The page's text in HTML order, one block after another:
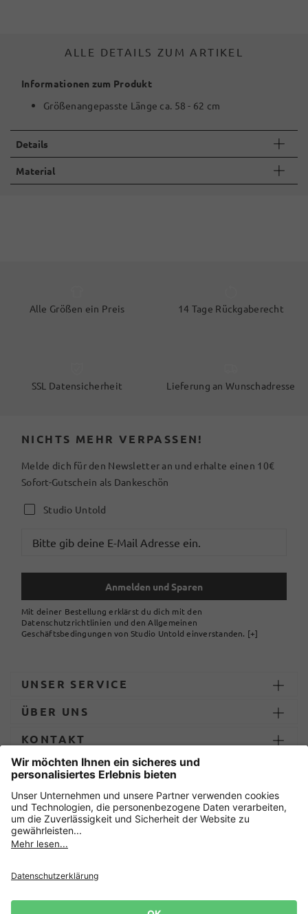
ALLE DETAILS ZUM ARTIKEL
Informationen zum Produkt
Größenangepasste Länge ca. 58 - 62 cm
Details
Material
Alle Größen ein Preis 14 Tage Rückgaberecht
SSL Datensicherheit Lieferung an Wunschadresse
NICHTS MEHR VERPASSEN!
Melde dich für den Newsletter an und erhalte einen 10€
Sofort-Gutschein als Dankeschön
Studio Untold
Anmelden und Sparen
Mit deiner Bestellung erklärst du dich mit den
Datenschutzrichtlinien und den Allgemeinen
Geschäftsbedingungen von Studio Untold einverstanden. [+]
UNSER SERVICE
ÜBER UNS
KONTAKT
ZAHLUNG UND LIEFERUNG
Sicher einkaufen mit
Impressum